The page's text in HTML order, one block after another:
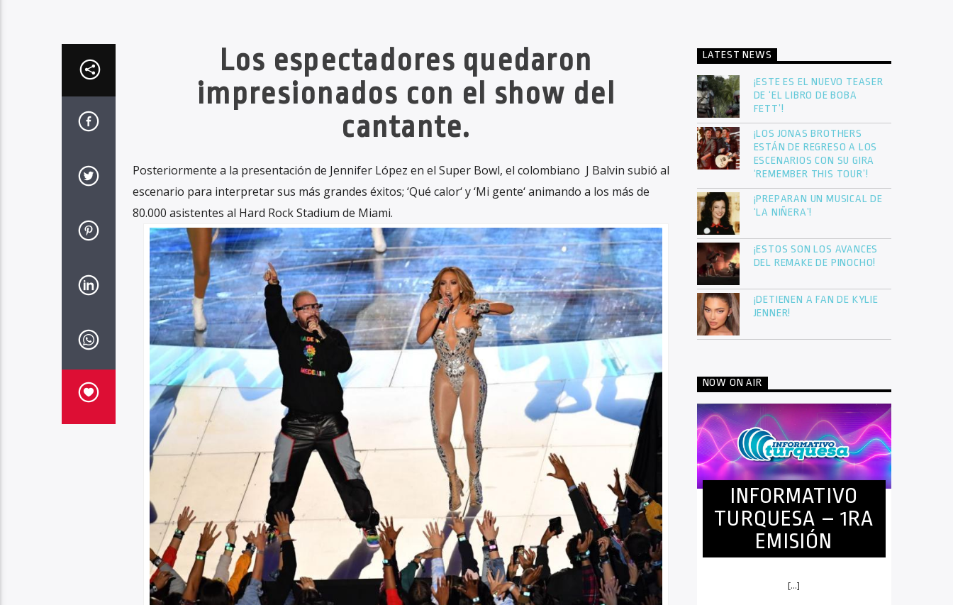
Los espectadores quedaron
impresionados con el show del
cantante.
Posteriormente a la presentación de Jennifer López en el Super Bowl, el colombiano J Balvin subió al
escenario para interpretar sus más grandes éxitos; ‘Qué calor‘ y ‘Mi gente‘ animando a los más de
80.000 asistentes al Hard Rock Stadium de Miami.
LATEST NEWS
¡ESTE ES EL NUEVO TEASER
DE ‘EL LIBRO DE BOBA
FETT’!
¡LOS JONAS BROTHERS
ESTÁN DE REGRESO A LOS
ESCENARIOS CON SU GIRA
‘REMEMBER THIS TOUR’!
¡PREPARAN UN MUSICAL DE
‘LA NIÑERA’!
¡ESTOS SON LOS AVANCES
DEL REMAKE DE PINOCHO!
¡DETIENEN A FAN DE KYLIE
JENNER!
NOW ON AIR
INFORMATIVO
TURQUESA – 1RA
EMISIÓN
[...]